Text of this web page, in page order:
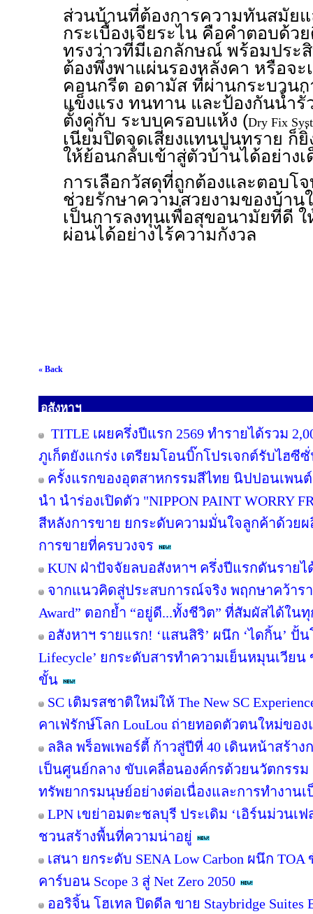
ส่วนบ้านที่ต้องการความทันสมัย
กระเบื้องเจียระไน คือคำตอบด้ว
ทรงว่าวที่มีเอกลักษณ์ พร้อมประ
ต้องพึ่งพาแผ่นรองหลังคา หรือจะ
คอนกรีต อดามัส ที่ผ่านกระบวน
แข็งแรง ทนทาน และป้องกันน้ำ
ตั้งคู่กับ ระบบครอบแห้ง (Dry Fix
เนียมปิดจุดเสี่ยงแทนปูนทราย ก็
ให้ย้อนกลับเข้าสู่ตัวบ้านได้อย่าง
การเลือกวัสดุที่ถูกต้องและตอบโ
ช่วยรักษาความสวยงามของบ้าน
เป็นการลงทุนเพื่อสุขอนามัยที่ดี
ผ่อนได้อย่างไร้ความกังวล
« Back
อสังหาฯ
TITLE เผยครึ่งปีแรก 2569 ทำรายได้รวม
ภูเก็ตยังแกร่ง เตรียมโอนบิ๊กโปรเจกต์รับไฮซี
ครั้งแรกของอุตสาหกรรมสีไทย นิปปอนเพน
นำ นำร่องเปิดตัว "NIPPON PAINT
สีหลังการขาย ยกระดับความมั่นใจลูกค้าด้ว
การขายที่ครบวงจร
KUN ฝ่าปัจจัยลบอสังหาฯ ครึ่งปีแรกดันรายไ
จากแนวคิดสู่ประสบการณ์จริง พฤกษาคว้ารา
Award” ตอกย้ำ “อยู่ดี...ทั้งชีวิต” ที่สัมผัสได้ใน
อสังหาฯ รายแรก! ‘แสนสิริ’ ผนึก ‘ไดกิ้น’ ปั้น
Lifecycle’ ยกระดับสารทำความเย็นหมุนเวียน
ขั้น
SC เติมรสชาติใหม่ให้ The New SC
คาเฟ่รักษ์โลก LouLou ถ่ายทอดตัวตนใหม่ขอ
ลลิล พร็อพเพอร์ตี้ ก้าวสู่ปีที่ 40 เดินหน้าสร้า
เป็นศูนย์กลาง ขับเคลื่อนองค์กรด้วยนวัตกรร
ทรัพยากรมนุษย์อย่างต่อเนื่องและการทำงาน
LPN เขย่าอมตะชลบุรี ประเดิม ‘เอิร์นม่วนเฟ
ชวนสร้างพื้นที่ความน่าอยู่
เสนา ยกระดับ SENA Low Carbon ผนึก TOA
คาร์บอน Scope 3 สู่ Net Zero 2050
ออริจิ้น โฮเทล ปิดดีล ขาย Staybridge Suites